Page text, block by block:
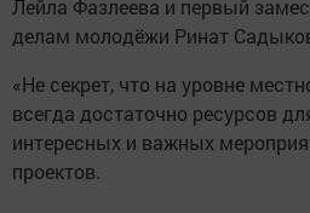
Лейла Фазлеева и первый
делам молодёжи Ринат
«Не секрет, что на уровне
всегда достаточно ресурсов
интересных и важных
проектов.